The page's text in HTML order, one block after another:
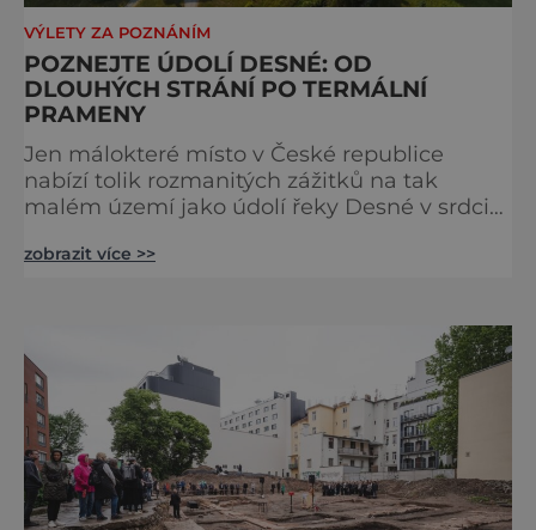
VÝLETY ZA POZNÁNÍM
POZNEJTE ÚDOLÍ DESNÉ: OD
DLOUHÝCH STRÁNÍ PO TERMÁLNÍ
PRAMENY
Jen málokteré místo v České republice
nabízí tolik rozmanitých zážitků na tak
malém území jako údolí řeky Desné v srdci
nahlédnout do útrob jedné z
na koloběžce a den zakončit poznáváním
památek ve Velkých Losinách nebo v
termálním parku. [caption
id="attachment_92379" align="
zobrazit více >>